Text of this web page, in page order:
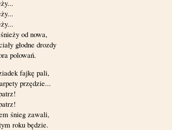
od nowa,
głodne drozdy
polowań.
fajkę pali,
przędzie...
śnieg zawali,
roku będzie.